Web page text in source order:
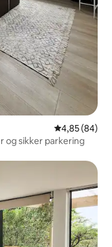
4,85 ud af 5 i
4,85 (84)
og sikker parkering